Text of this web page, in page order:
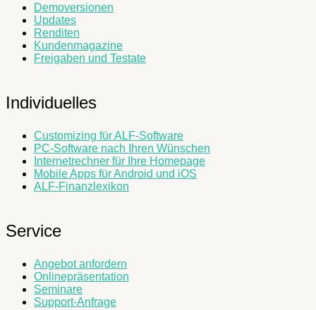
Demoversionen
Updates
Renditen
Kundenmagazine
Freigaben und Testate
Individuelles
Customizing für ALF-Software
PC-Software nach Ihren Wünschen
Internetrechner für Ihre Homepage
Mobile Apps für Android und iOS
ALF-Finanzlexikon
Service
Angebot anfordern
Onlinepräsentation
Seminare
Support-Anfrage